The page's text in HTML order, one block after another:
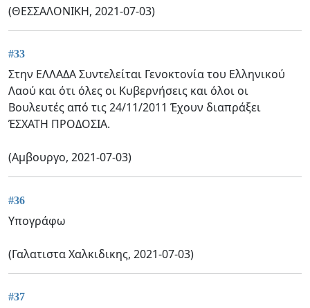
(ΘΕΣΣΑΛΟΝΙΚΗ, 2021-07-03)
#33
Στην ΕΛΛΑΔΑ Συντελείται Γενοκτονία του Ελληνικού
Λαού και ότι όλες οι Κυβερνήσεις και όλοι οι
Βουλευτές από τις 24/11/2011 Έχουν διαπράξει
ΈΣΧΑΤΗ ΠΡΟΔΟΣΙΑ.
(Αμβουργο, 2021-07-03)
#36
Υπογράφω
(Γαλατιστα Χαλκιδικης, 2021-07-03)
#37